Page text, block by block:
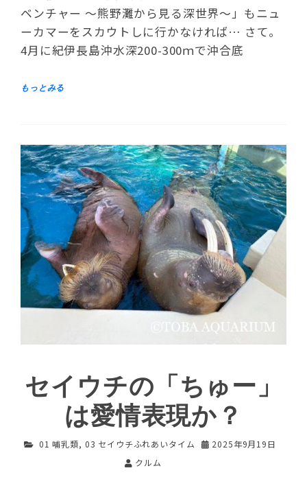
ベンチャー ～熊野灘から見る深世界～」もニュ
ーカマーをスカウトしに行かなければ… さて。
4月に紀伊長島沖水深200-300ｍで沖合底
セイウチの「ちゅー」
は愛情表現か？
01 哺乳類, 03 セイウチふれあいタイム
2025年9月19日
クルム